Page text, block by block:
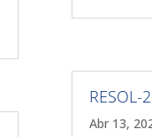
RESOL-
Abr 13,